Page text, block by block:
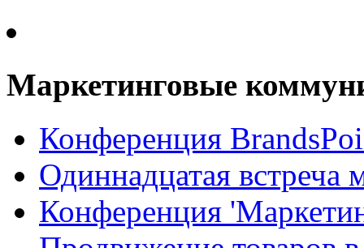
Маркетинговые
Конференция
Одиннадцатая
Конференция